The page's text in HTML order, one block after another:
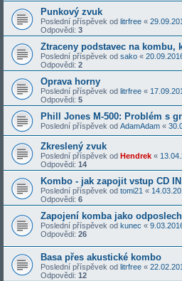
Punkový zvuk
Poslední příspěvek od litrfree «
Odpovědi: 3
Ztraceny podstavec na kombu,
Poslední příspěvek od sako «
Odpovědi: 2
Oprava horny
Poslední příspěvek od litrfree «
Odpovědi: 5
Phill Jones M-500: Problém s
Poslední příspěvek od AdamAdam «
Zkreslený zvuk
Poslední příspěvek od Hendrek «
Odpovědi: 14
Kombo - jak zapojit vstup CD IN
Poslední příspěvek od tomi21 «
Odpovědi: 6
Zapojení komba jako odposlech
Poslední příspěvek od kunec «
Odpovědi: 26
Basa přes akustické kombo
Poslední příspěvek od litrfree «
Odpovědi: 12